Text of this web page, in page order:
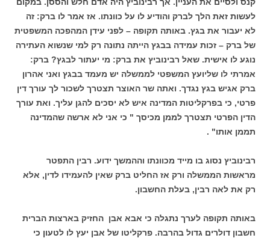
לעשות זאת הלך לברק והודיע לו על כוונתו. אז אמר לו ברק: זה
לא יעבור את בגץ. באותה תקופה – לפני עידן המהפכה המשפטית
של ברק – זכות עמידה בבגץ הייתה נתונה רק למי שנשוא העתירה
נוגע לו אישית. שאל רבינוביץ את ברק: מי יעתור לבגץ? ברק:
אמרתי לו שליועץ המשפטי לממשלה יש מעמד בבגץ ואני אהרון
ברק אגיש בגץ נגדך. ואתה שר האוצר תצטרך לשכור לך עורך דין
פרטי, כי בפרקליטות המדינה איש לא יסכים להגן עליך. ואת עורך
הדין הפרטי תצטרך לממן מכיסך " כי אני לא ארשה שהמדינה
תממן אותו" .
רבינוביץ נסוג בו מייד מכוונתו וההמשך ידוע. רבין התפטר
מראשות הממשלה ורק אז החליט ברק שאין להעמידו לדין, אלא
רק את לאה רבין, בעלת החשבון.
באותה תקופה לערך נתגלה כי אבא אבן החזיק בארצות הברית
חשבון דולרים גדול בהרבה. פרקליטו של אבן יעץ לו לטעון כי